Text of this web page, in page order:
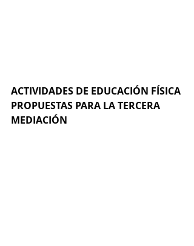
ACTIVIDADES DE EDUCACIÓN FÍSICA
PROPUESTAS PARA LA TERCERA
MEDIACIÓN